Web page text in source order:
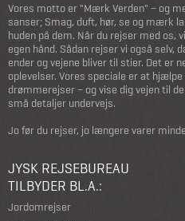
Vores motto er "Mærk Verden" – og
sanser; Smag, duft, hør, se og mærk
huden på dem. Når du rejser med os,
egen hånd. Sådan rejser vi også selv,
ender og vejene bliver til stier. Det er
oplevelser. Vores speciale er at
drømmerejser – og vise dig vejen til
små detaljer undervejs.
Jo før du rejser, jo længere varer
JYSK REJSEBUREAU
TILBYDER BL.A.:
Jordomrejser